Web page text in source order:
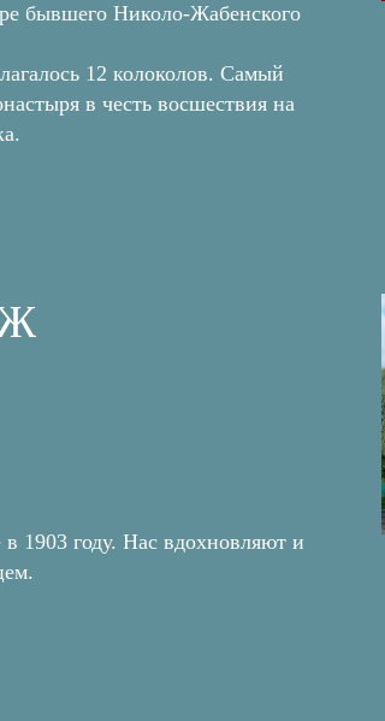
бывшего Николо-Жабенского
12 колоколов. Самый
в честь восшествия на
1903 году. Нас вдохновляют и